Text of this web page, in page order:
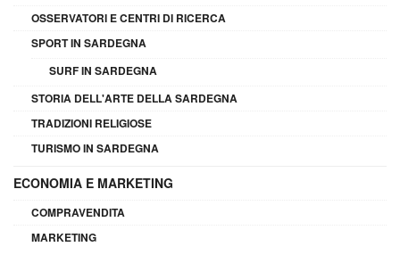
OSSERVATORI E CENTRI DI RICERCA
SPORT IN SARDEGNA
SURF IN SARDEGNA
STORIA DELL'ARTE DELLA SARDEGNA
TRADIZIONI RELIGIOSE
TURISMO IN SARDEGNA
ECONOMIA E MARKETING
COMPRAVENDITA
MARKETING